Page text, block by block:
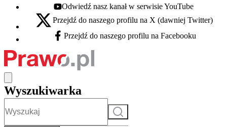
Youtube - otwiera się w nowej karcie
Odwiedź nasz kanał w serwisie YouTube
X - otwiera się w nowej karcie
Przejdź do naszego profilu na X (dawniej Twitter)
Facebook - otwiera się w nowej karcie
Przejdź do naszego profilu na Facebooku
Wyszukiwarka
Szukaj